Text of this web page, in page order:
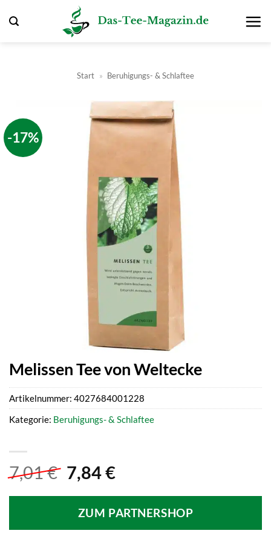
Inhalt
Start » Beruhigungs- & Schlaftee
-17%
Melissen Tee von Weltecke
7,01€ Ursprünglicher
war:
7,01 €
7,84€Aktueller
ist:
7,84 €.
ZUM PARTNERSHOP
Artikelnummer: 4027684001228
Kategorie: Beruhigungs- & Schlaftee